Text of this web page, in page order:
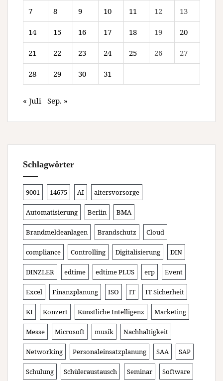
7 8 9 10 11 12 13
14 15 16 17 18 19 20
21 22 23 24 25 26 27
28 29 30 31
« Juli Sep. »
Schlagwörter
9001 14675 AI altersvorsorge
Automatisierung Berlin BMA
Brandmeldeanlagen Brandschutz Cloud
compliance Controlling Digitalisierung DIN
DINZLER edtime edtime PLUS erp Event
Excel Finanzplanung ISO IT IT Sicherheit
KI Konzert Künstliche Intelligenz Marketing
Messe Microsoft musik Nachhaltigkeit
Networking Personaleinsatzplanung SAA SAP
Schulung Schüleraustausch Seminar Software